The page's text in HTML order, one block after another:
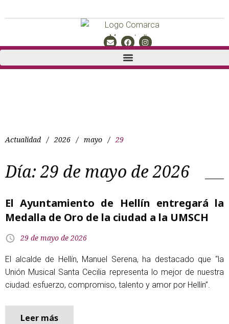
Actualidad / 2026 / mayo / 29
Día:29 de mayo de 2026
El Ayuntamiento de Hellín entregará la
Medalla de Oro de la ciudad a la UMSCH
29 de mayo de 2026
El alcalde de Hellín, Manuel Serena, ha destacado que “la
Unión Musical Santa Cecilia representa lo mejor de nuestra
ciudad: esfuerzo, compromiso, talento y amor por Hellín”.
Leer más